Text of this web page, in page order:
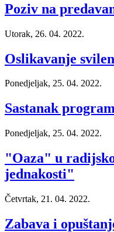
Poziv na
Utorak, 26. 04. 2022.
Oslikavanje
Ponedjeljak, 25. 04. 2022.
Sastanak
Ponedjeljak, 25. 04. 2022.
"Oaza" u
jednakosti"
Četvrtak, 21. 04. 2022.
Zabava i